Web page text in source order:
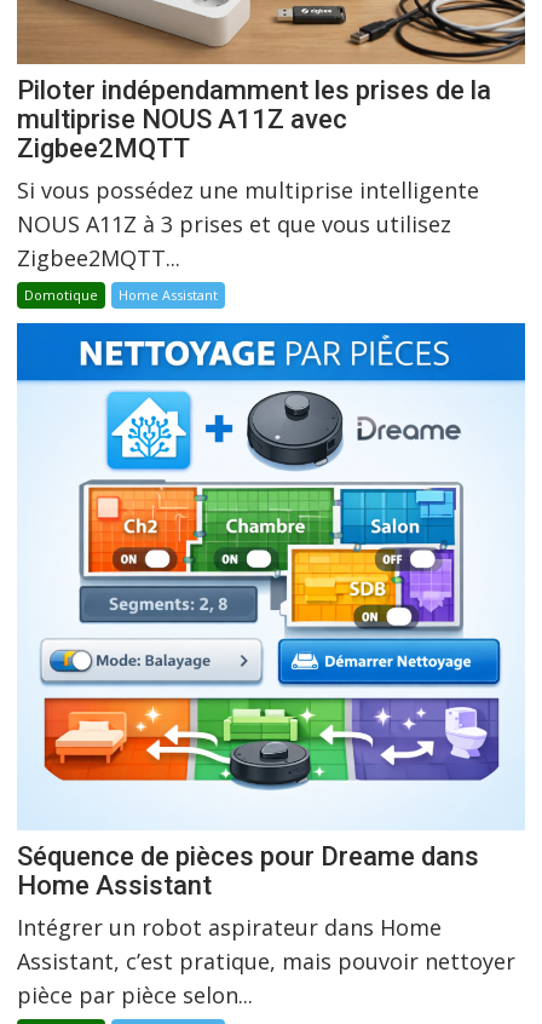
Piloter indépendamment les prises de la
multiprise NOUS A11Z avec
Zigbee2MQTT
Si vous possédez une multiprise intelligente
NOUS A11Z à 3 prises et que vous utilisez
Zigbee2MQTT...
Domotique Home Assistant
Séquence de pièces pour Dreame dans
Home Assistant
Intégrer un robot aspirateur dans Home
Assistant, c’est pratique, mais pouvoir nettoyer
pièce par pièce selon...